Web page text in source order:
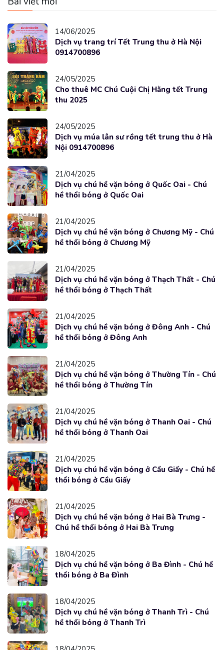
14/06/2025
Dịch vụ trang trí Tết Trung thu ở Hà Nội
0914700896
24/05/2025
Cho thuê MC Chú Cuội Chị Hằng tết Trung
thu 2025
24/05/2025
Dịch vụ múa lân sư rồng tết trung thu ở Hà
Nội 0914700896
21/04/2025
Dịch vụ chú hề vặn bóng ở Quốc Oai - Chú
hề thổi bóng ở Quốc Oai
21/04/2025
Dịch vụ chú hề vặn bóng ở Chương Mỹ - Chú
hề thổi bóng ở Chương Mỹ
21/04/2025
Dịch vụ chú hề vặn bóng ở Thạch Thất - Chú
hề thổi bóng ở Thạch Thất
21/04/2025
Dịch vụ chú hề vặn bóng ở Đông Anh - Chú
hề thổi bóng ở Đông Anh
21/04/2025
Dịch vụ chú hề vặn bóng ở Thường Tín - Chú
hề thổi bóng ở Thường Tín
21/04/2025
Dịch vụ chú hề vặn bóng ở Thanh Oai - Chú
hề thổi bóng ở Thanh Oai
21/04/2025
Dịch vụ chú hề vặn bóng ở Cầu Giấy - Chú hề
thổi bóng ở Cầu Giấy
21/04/2025
Dịch vụ chú hề vặn bóng ở Hai Bà Trưng -
Chú hề thổi bóng ở Hai Bà Trưng
18/04/2025
Dịch vụ chú hề vặn bóng ở Ba Đình - Chú hề
thổi bóng ở Ba Đình
18/04/2025
Dịch vụ chú hề vặn bóng ở Thanh Trì - Chú
hề thổi bóng ở Thanh Trì